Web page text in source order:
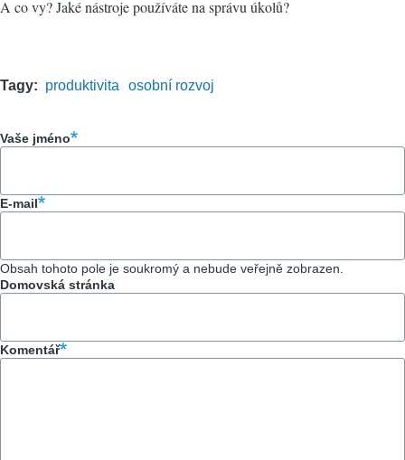
A co vy? Jaké nástroje používáte na správu úkolů?
Tagy produktivita osobní rozvoj
Vaše jméno
E-mail
Obsah tohoto pole je soukromý a nebude veřejně zobrazen.
Domovská stránka
Komentář